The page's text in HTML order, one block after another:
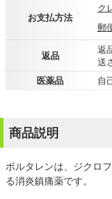
お支払方法
ク
郵
返品
返
送
医薬品
自
商品説明
ボルタレンは、ジクロ
る消炎鎮痛薬です。